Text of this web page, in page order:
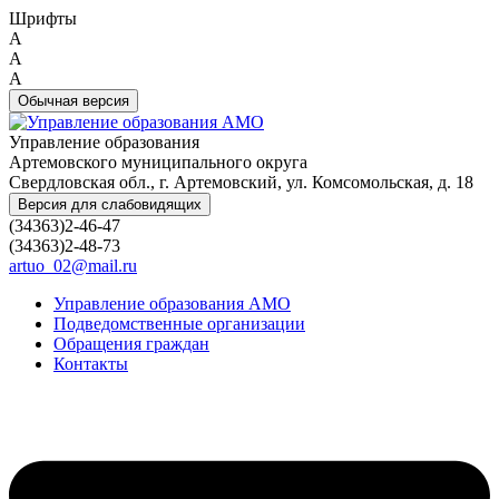
Шрифты
A
A
A
Обычная версия
Управление образования
Артемовского муниципального округа
Свердловская обл., г. Артемовский, ул. Комсомольская, д. 18
Версия для слабовидящих
(34363)2-46-47
(34363)2-48-73
artuo_02@mail.ru
Управление образования АМО
Подведомственные организации
Обращения граждан
Контакты